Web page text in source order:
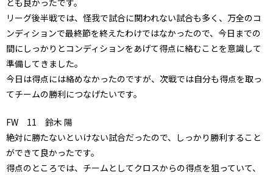
とも良かったです。
リーグ後半戦では、怪我で試合に関われない試合も多く、万全のコ
ンディションで最終節を終えたわけではなかったので、今日までの
間にしっかりとコンディションをあげて得点に絡むことを意識して
準備してきました。
今日は得点には絡めなかったのですが、次戦では自分も得点を取っ
てチームの勝利につなげたいです。
FW 11 鈴木 陽
絶対に勝たないといけない試合だったので、しっかり勝利すること
ができて良かったです。
得点のところでは、チームとしてクロスからの得点を狙っていて、